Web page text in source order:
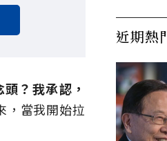
？我承認，
，當我開始拉
近期熱